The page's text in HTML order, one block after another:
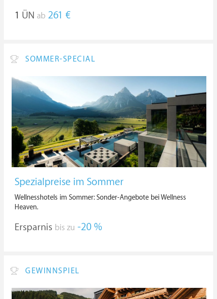
1 ÜN ab 261 €
SOMMER-SPECIAL
Spezialpreise im Sommer
Wellnesshotels im Sommer: Sonder-Angebote bei Wellness
Heaven.
Ersparnis bis zu -20 %
GEWINNSPIEL